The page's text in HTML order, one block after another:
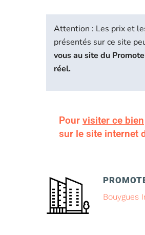
Attention : Les prix et
présentés sur ce site
vous au site du
réel.
Pour visiter ce bien
sur le site internet
Bouygues